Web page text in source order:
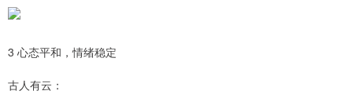
3 心态平和，情绪稳定
古人有云：